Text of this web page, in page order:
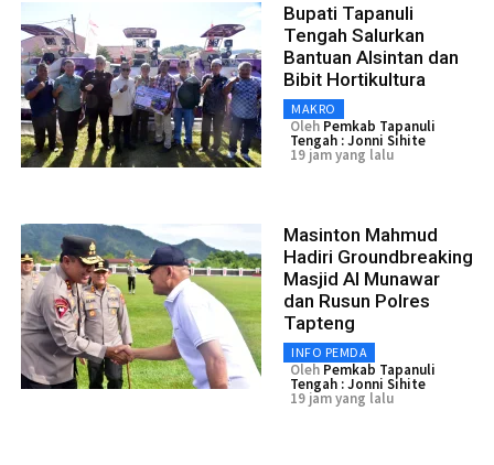
Bupati Tapanuli
Tengah Salurkan
Bantuan Alsintan dan
Bibit Hortikultura
MAKRO
Oleh Pemkab Tapanuli
Tengah : Jonni Sihite
19 jam yang lalu
Masinton Mahmud
Hadiri Groundbreaking
Masjid Al Munawar
dan Rusun Polres
Tapteng
INFO PEMDA
Oleh Pemkab Tapanuli
Tengah : Jonni Sihite
19 jam yang lalu